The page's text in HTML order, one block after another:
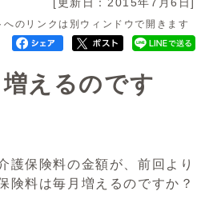
[更新日：2015年7月6日]
へのリンクは別ウィンドウで開きます
えるのです
護保険料の金額が、前回より
険料は毎月増えるのですか？